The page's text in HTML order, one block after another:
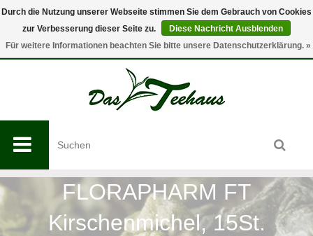
0
FLORAPHARM FT
Kirschenmichel, 15St.
Durch die Nutzung unserer Webseite stimmen Sie dem Gebrauch von Cookies
zur Verbesserung dieser Seite zu.
Diese Nachricht Ausblenden
Für weitere Informationen beachten Sie bitte unsere Datenschutzerklärung. »